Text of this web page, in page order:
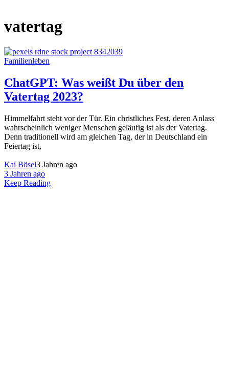
vatertag
Familienleben
ChatGPT: Was weißt Du über den
Vatertag 2023?
Himmelfahrt steht vor der Tür. Ein christliches Fest, deren Anlass
wahrscheinlich weniger Menschen geläufig ist als der Vatertag.
Denn traditionell wird am gleichen Tag, der in Deutschland ein
Feiertag ist,
Kai Bösel3 Jahren ago
3 Jahren ago
Keep Reading